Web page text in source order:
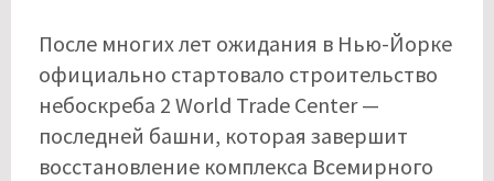
После многих лет ожидания в Нью-Йорке
официально стартовало строительство
небоскреба 2 World Trade Center —
последней башни, которая завершит
восстановление комплекса Всемирного